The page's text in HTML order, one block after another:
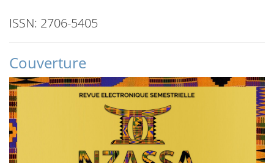
ISSN: 2706-5405
Couverture